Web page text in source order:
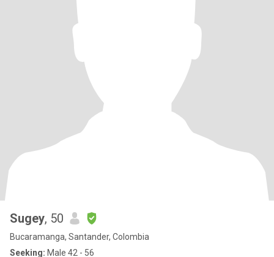
Sugey, 50
Bucaramanga, Santander, Colombia
Seeking: Male 42 - 56